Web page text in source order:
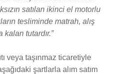
satılan ikinci el motorlu
tesliminde matrah, alış
tutardır.”
veya taşınmaz ticaretiyle
şartlarla alım satım